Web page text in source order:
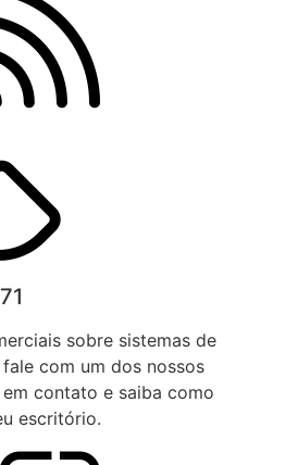
sobre sistemas de
com um dos nossos
contato e saiba como
escritório.